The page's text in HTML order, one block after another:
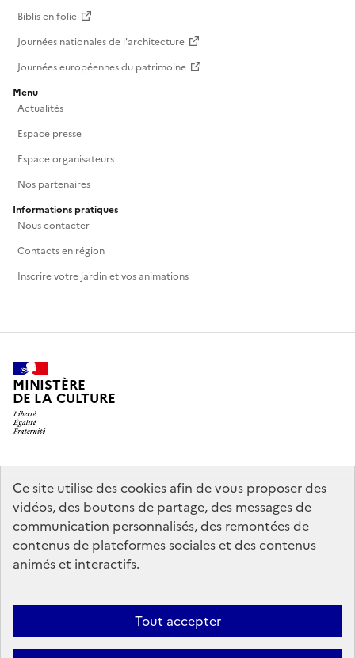
Ce site utilise des cookies afin de vous proposer des
vidéos, des boutons de partage, des messages de
communication personnalisés, des remontées de
contenus de plateformes sociales et des contenus
animés et interactifs.
Tout accepter
Biblis en folie
Journées nationales de l'architecture
Journées européennes du patrimoine
Menu
Actualités
Espace presse
Espace organisateurs
Nos partenaires
Informations pratiques
Nous contacter
Contacts en région
Inscrire votre jardin et vos animations
MINISTÈRE
DE LA CULTURE
legifrance.gouv.fr
info.gouv.fr
service-public.gouv.fr
data.gouv.fr
générale de protection des données
Nous contacter Nos